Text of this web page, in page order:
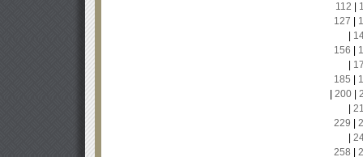
112
127
156
185
200|
229
258